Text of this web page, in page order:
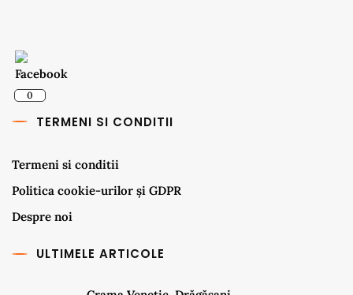
0
TERMENI SI CONDITII
Termeni si conditii
Politica cookie-urilor și GDPR
Despre noi
ULTIMELE ARTICOLE